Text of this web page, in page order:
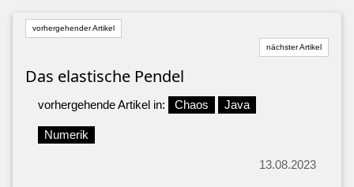
vorhergehender Artikel
nächster Artikel
Das elastische Pendel
vorhergehende Artikel in: Chaos Java
Numerik
13.08.2023